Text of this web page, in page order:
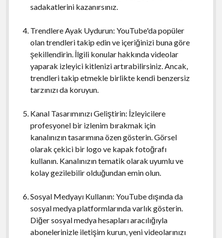
sadakatlerini kazanırsınız.
Trendlere Ayak Uydurun: YouTube'da popüler
olan trendleri takip edin ve içeriğinizi buna göre
şekillendirin. İlgili konular hakkında videolar
yaparak izleyici kitlenizi artırabilirsiniz. Ancak,
trendleri takip etmekle birlikte kendi benzersiz
tarzınızı da koruyun.
Kanal Tasarımınızı Geliştirin: İzleyicilere
profesyonel bir izlenim bırakmak için
kanalınızın tasarımına özen gösterin. Görsel
olarak çekici bir logo ve kapak fotoğrafı
kullanın. Kanalınızın tematik olarak uyumlu ve
kolay gezilebilir olduğundan emin olun.
Sosyal Medyayı Kullanın: YouTube dışında da
sosyal medya platformlarında varlık gösterin.
Diğer sosyal medya hesapları aracılığıyla
abonelerinizle iletişim kurun, yeni videolarınızı